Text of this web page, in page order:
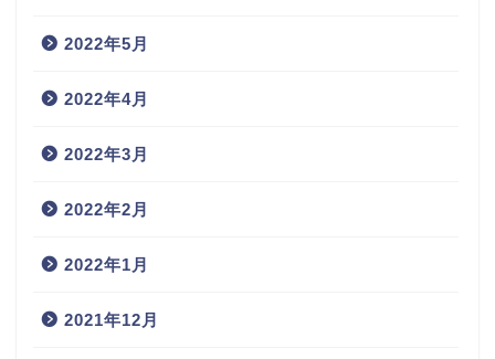
2022年5月
2022年4月
2022年3月
2022年2月
2022年1月
2021年12月